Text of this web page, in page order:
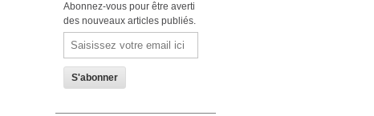
Abonnez-vous pour être averti
des nouveaux articles publiés.
Email